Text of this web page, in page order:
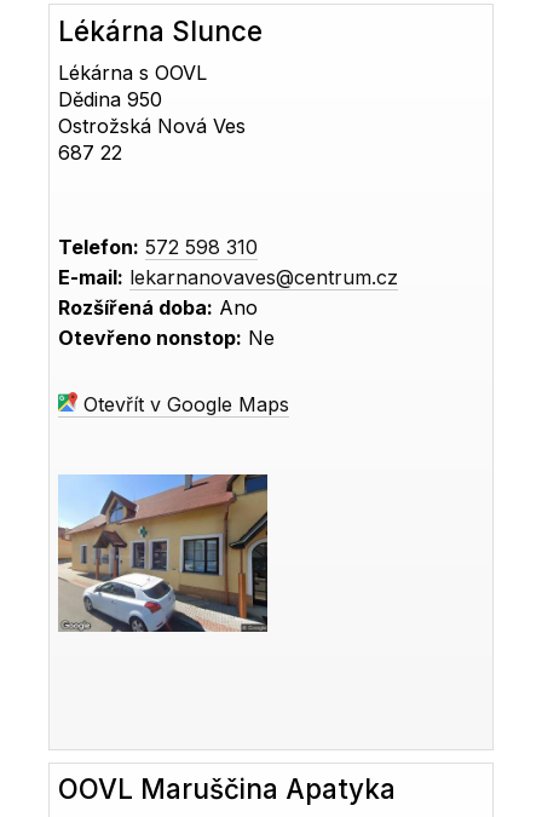
Lékárna Slunce
Lékárna s OOVL
Dědina 950
Ostrožská Nová Ves
687 22
Telefon: 572 598 310
E-mail: lekarnanovaves@centrum.cz
Rozšířená doba: Ano
Otevřeno nonstop: Ne
Otevřít v Google Maps
OOVL Maruščina Apatyka